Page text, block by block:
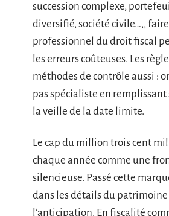
succession complexe,
diversifié, société civile…,,
professionnel du droit fiscal
les erreurs coûteuses. Les
méthodes de contrôle aussi :
pas spécialiste en
la veille de la date limite.
Le cap du million trois cent
chaque année comme une
silencieuse. Passé cette
dans les détails du
l’anticipation. En fiscalité